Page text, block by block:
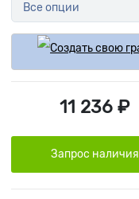
Все опции
11 236 ₽
Запрос наличия